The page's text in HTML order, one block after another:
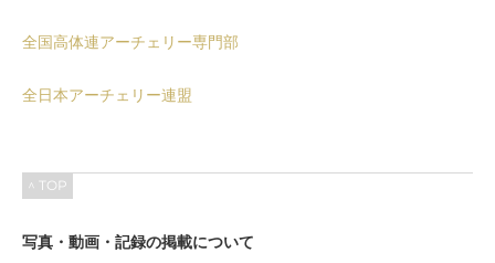
全国高体連アーチェリー専門部
全日本アーチェリー連盟
写真・動画・記録の掲載について
^ TOP